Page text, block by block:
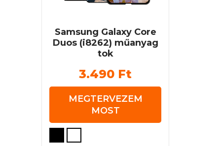
Samsung Galaxy Core
Duos (i8262) műanyag
tok
3.490 Ft
MEGTERVEZEM
MOST
Ennek